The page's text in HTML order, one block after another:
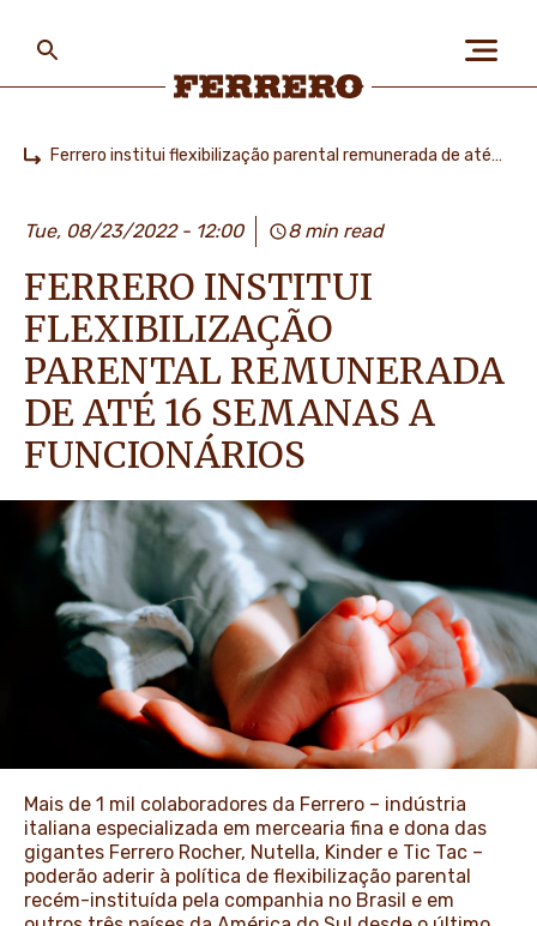
PEOPLE & PLANET
OUR BRANDS
NEWS & STORIES
main
content
Ferrero institui flexibilização parental remunerada de até 16 semanas a funcionários
Tue, 08/23/2022 - 12:00 8 min read
FERRERO INSTITUI
FLEXIBILIZAÇÃO
PARENTAL REMUNERADA
DE ATÉ 16 SEMANAS A
FUNCIONÁRIOS
Mais de 1 mil colaboradores da Ferrero – indústria
italiana especializada em mercearia fina e dona das
gigantes Ferrero Rocher, Nutella, Kinder e Tic Tac –
poderão aderir à política de flexibilização parental
recém-instituída pela companhia no Brasil e em